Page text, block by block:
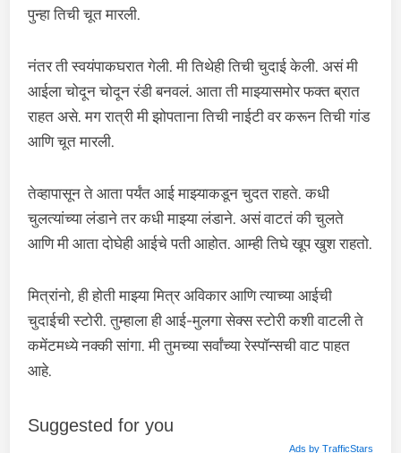
पुन्हा तिची चूत मारली.
नंतर ती स्वयंपाकघरात गेली. मी तिथेही तिची चुदाई केली. असं मी
आईला चोदून चोदून रंडी बनवलं. आता ती माझ्यासमोर फक्त ब्रात
राहत असे. मग रात्री मी झोपताना तिची नाईटी वर करून तिची गांड
आणि चूत मारली.
तेव्हापासून ते आता पर्यंत आई माझ्याकडून चुदत राहते. कधी
चुलत्यांच्या लंडाने तर कधी माझ्या लंडाने. असं वाटतं की चुलते
आणि मी आता दोघेही आईचे पती आहोत. आम्ही तिघे खूप खुश राहतो.
मित्रांनो, ही होती माझ्या मित्र अविकार आणि त्याच्या आईची
चुदाईची स्टोरी. तुम्हाला ही आई-मुलगा सेक्स स्टोरी कशी वाटली ते
कमेंटमध्ये नक्की सांगा. मी तुमच्या सर्वांच्या रेस्पॉन्सची वाट पाहत
आहे.
Suggested for you
Ads by TrafficStars